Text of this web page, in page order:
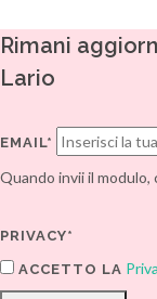
Rimani
Lario
EMAIL*
Quando invii il
PRIVACY*
ACCETTO LA